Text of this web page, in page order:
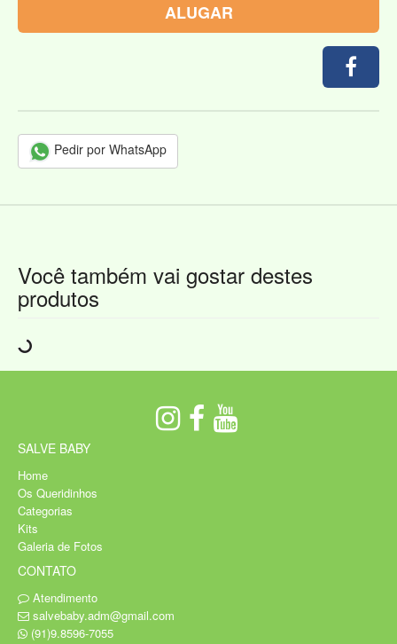
ALUGAR
Pedir por WhatsApp
Você também vai gostar destes
produtos
SALVE BABY
Home
Os Queridinhos
Categorias
Kits
Galeria de Fotos
CONTATO
Atendimento
salvebaby.adm@gmail.com
(91)9.8596-7055